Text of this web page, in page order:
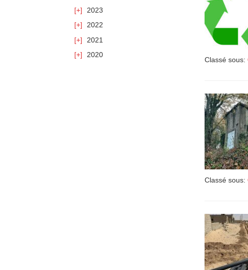
2023
2022
2021
2020
Classé sous:
Classé sous: